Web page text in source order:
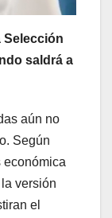
Selección
saldrá a
aún no
Según
económica
versión
el